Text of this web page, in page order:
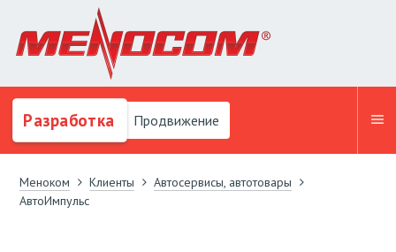
Разработка Продвижение
Меноком Клиенты
Автосервисы, автотовары
АвтоИмпульс